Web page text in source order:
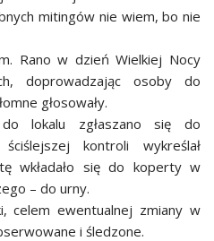
mitingów nie wiem, bo nie
Rano w dzień Wielkiej Nocy
doprowadzając osoby do
głosowały.
lokalu zgłaszano się do
kontroli wykreślał
wkładało się do koperty w
– do urny.
celem ewentualnej zmiany w
i śledzone.